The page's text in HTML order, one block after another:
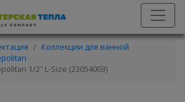
Коллекции для ванной
1/2″ L-Size (23054003)